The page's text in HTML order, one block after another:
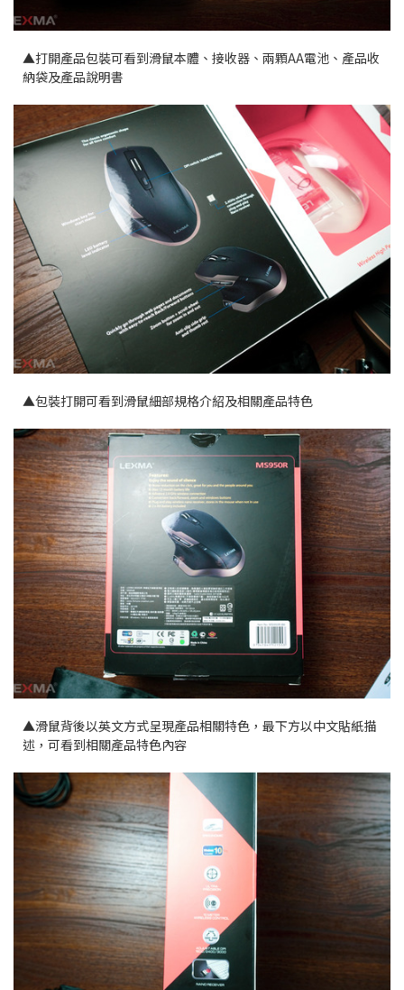
▲打開產品包裝可看到滑鼠本體、接收器、兩顆AA電池、產品收
納袋及產品說明書
▲包裝打開可看到滑鼠細部規格介紹及相關產品特色
▲滑鼠背後以英文方式呈現產品相關特色，最下方以中文貼紙描
述，可看到相關產品特色內容